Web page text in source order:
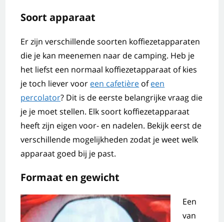
Soort apparaat
Er zijn verschillende soorten koffiezetapparaten
die je kan meenemen naar de camping. Heb je
het liefst een normaal koffiezetapparaat of kies
je toch liever voor een cafetière ofeen
percolator? Dit is de eerste belangrijke vraag die
je je moet stellen. Elk soort koffiezetapparaat
heeft zijn eigen voor- en nadelen. Bekijk eerst de
verschillende mogelijkheden zodat je weet welk
apparaat goed bij je past.
Formaat en gewicht
Een
van